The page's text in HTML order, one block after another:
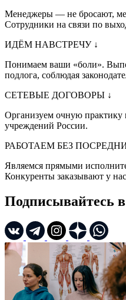
Менеджеры — не бросают,
Сотрудники на связи по
ИДЁМ НАВСТРЕЧУ ↓
Понимаем ваши «боли».
подлога, соблюдая
СЕТЕВЫЕ ДОГОВОРЫ ↓
Организуем очную практику
учреждений России.
РАБОТАЕМ БЕЗ
Являемся прямыми
Конкуренты заказывают у
Подписывайтесь